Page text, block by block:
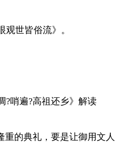
观世皆俗流》。
哨遍?高祖还乡》解读
重的典礼，要是让御用文